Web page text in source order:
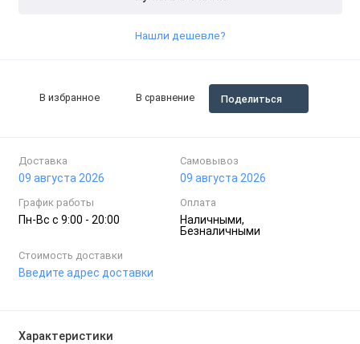
Нашли дешевле?
Доставка
09 августа 2026
Самовывоз
09 августа 2026
График работы
Пн-Вc с 9:00 - 20:00
Оплата
Наличными,
Безналичными
Стоимость доставки
Введите адрес доставки
В избранное В сравнение Поделиться
Характеристики